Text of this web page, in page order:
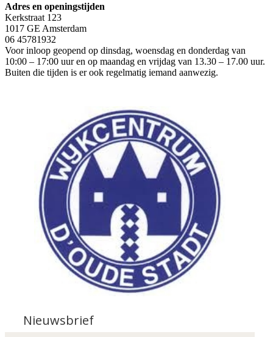
Adres en openingstijden
Kerkstraat 123
1017 GE Amsterdam
06 45781932
Voor inloop geopend op dinsdag, woensdag en donderdag van
10:00 – 17:00 uur en op maandag en vrijdag van 13.30 – 17.00 uur.
Buiten die tijden is er ook regelmatig iemand aanwezig.
Nieuwsbrief